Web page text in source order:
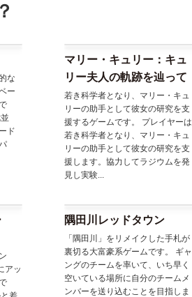
な
ー
ド
マリー・キュリー：キュ
リー夫人の軌跡を辿って
若き科学者となり、マリー・キュ
リーの助手として彼女の研究を支
援するゲームです。 プレイヤーは
若き科学者となり、マリー・キュ
リーの助手として彼女の研究を支
援します。協力してラジウムを発
見し実験...
アッ
隅田川レッドタウン
「隅田川」をリメイクした手札が
裏切る大富豪系ゲームです。 ギャ
ングのチームを率いて、いち早く
空いている場所に自分のチームメ
ンバーを送り込むことを目指しま